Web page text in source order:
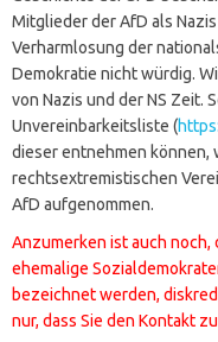
Mitglieder der AfD als
Verharmlosung der
Demokratie nicht würdig.
von Nazis und der NS Zeit.
Unvereinbarkeitsliste (
dieser entnehmen können,
rechtsextremistischen
AfD aufgenommen.
Anzumerken ist auch
ehemalige
bezeichnet werden,
nur, dass Sie den Kontakt